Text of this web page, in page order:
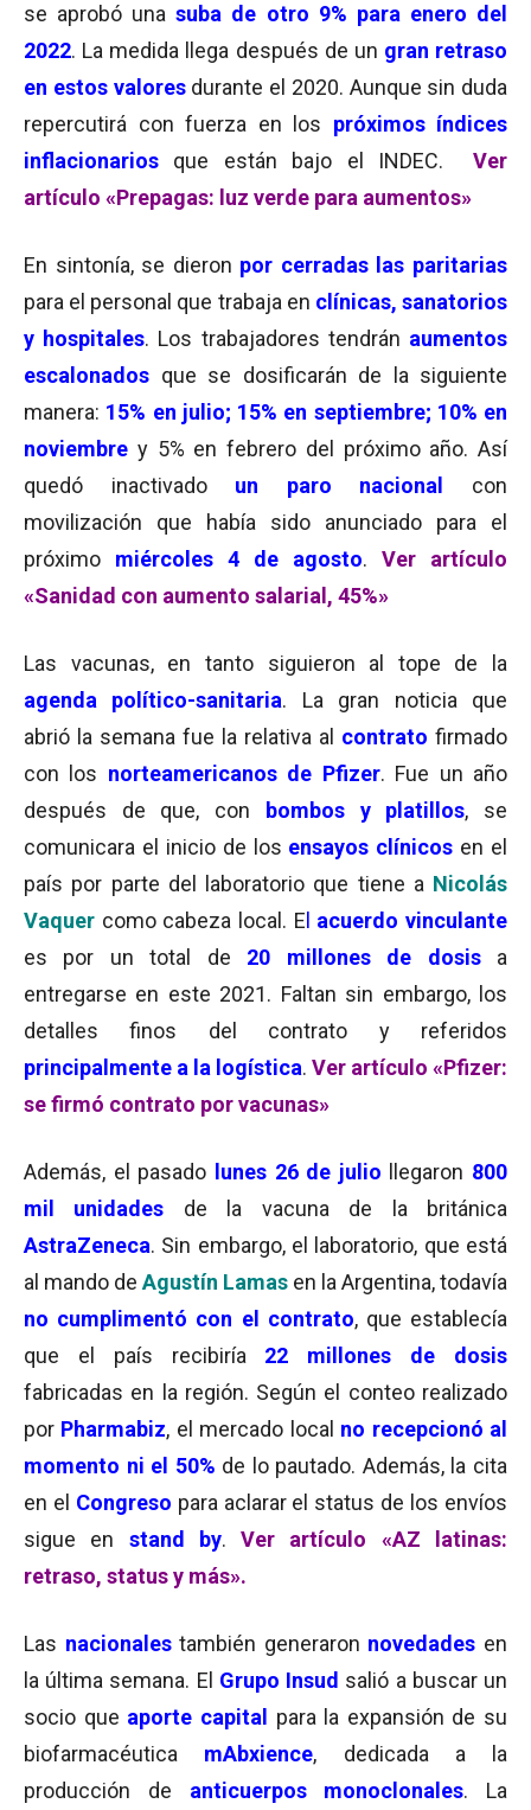
se aprobó unasuba de otro 9% para enero del
2022. La medida llega después de un gran retraso
en estos valoresdurante el 2020. Aunque sin duda
repercutirá con fuerza en los próximos índices
inflacionarios
que están bajo el INDEC.Ver
artículo «Prepagas: luz verde para aumentos»
En sintonía, se dieron por cerradas las paritarias
para el personal que trabaja en clínicas, sanatorios
y hospitales. Los trabajadores tendrán aumentos
escalonados que se dosificarán de la siguiente
manera: 15% en julio; 15% en septiembre; 10% en
noviembre y 5% en febrero del próximo año. Así
quedó inactivado un paro nacional
con
movilización que había sido anunciado para el
próximo miércoles 4 de agosto. Ver artículo
«Sanidad con aumento salarial, 45%»
Las vacunas, en tanto siguieron al tope de la
agenda político-sanitaria. La gran noticia que
abrió la semana fue la relativa al contrato firmado
con los norteamericanos de Pfizer. Fue un año
después de que, con
bombos y platillos, se
comunicara el inicio de los ensayos clínicos en el
país por parte del laboratorio que tiene a Nicolás
Vaquer como cabeza local. E acuerdo vinculante
es por un total de 20 millones de dosis a
entregarse en este 2021. Faltan sin embargo, los
detalles finos del contrato y referidos
principalmente a la logística. Ver artículo «Pfizer:
se firmó contrato por vacunas»
Además, el pasado lunes 26 de julio llegaron 800
mil unidades
de la vacuna de la británica
AstraZeneca. Sin embargo, el laboratorio, que está
al mando de Agustín Lamas en la Argentina, todavía
no cumplimentó con el contrato, que establecía
que el país recibiría 22 millones de dosis
fabricadas en la región. Según el conteo realizado
por Pharmabiz, el mercado local no recepcionó al
momento ni el 50% de lo pautado. Además, la cita
en el Congreso para aclarar el status de los envíos
sigue en stand by.Ver artículo «AZ latinas:
retraso, status y más».
Las nacionalestambién generaron novedades en
la última semana. El Grupo Insud salió a buscar un
socio que aporte capital
para la expansión de su
biofarmacéutica mAbxience, dedicada a la
producción de anticuerpos monoclonales. La